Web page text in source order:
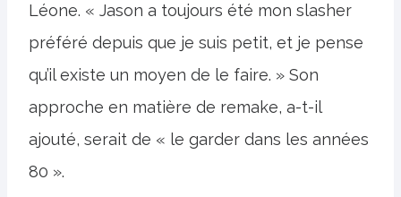
Léone. « Jason a toujours été mon slasher
préféré depuis que je suis petit, et je pense
qu’il existe un moyen de le faire. » Son
approche en matière de remake, a-t-il
ajouté, serait de « le garder dans les années
80 ».